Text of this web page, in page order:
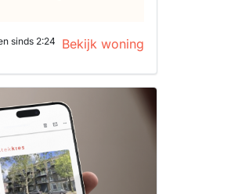
sinds 2:24 Bekijk woning